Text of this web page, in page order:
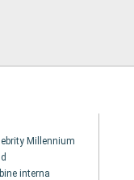
Millennium
interna